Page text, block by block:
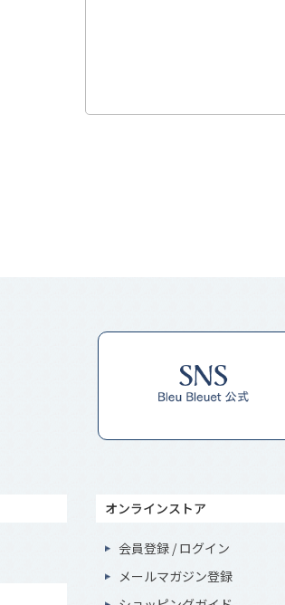
オンラインストア
会員登録 / ログイン
メールマガジン登録